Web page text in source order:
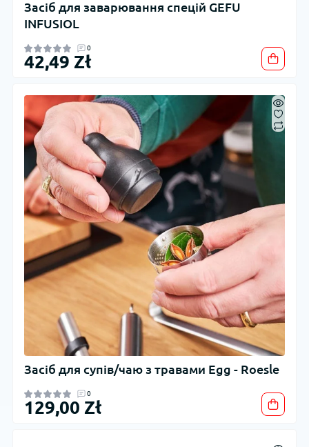
Засіб для заварювання спецій GEFU
INFUSIOL
0
42,49 Zł
Засіб для супів/чаю з травами Egg - Roesle
0
129,00 Zł